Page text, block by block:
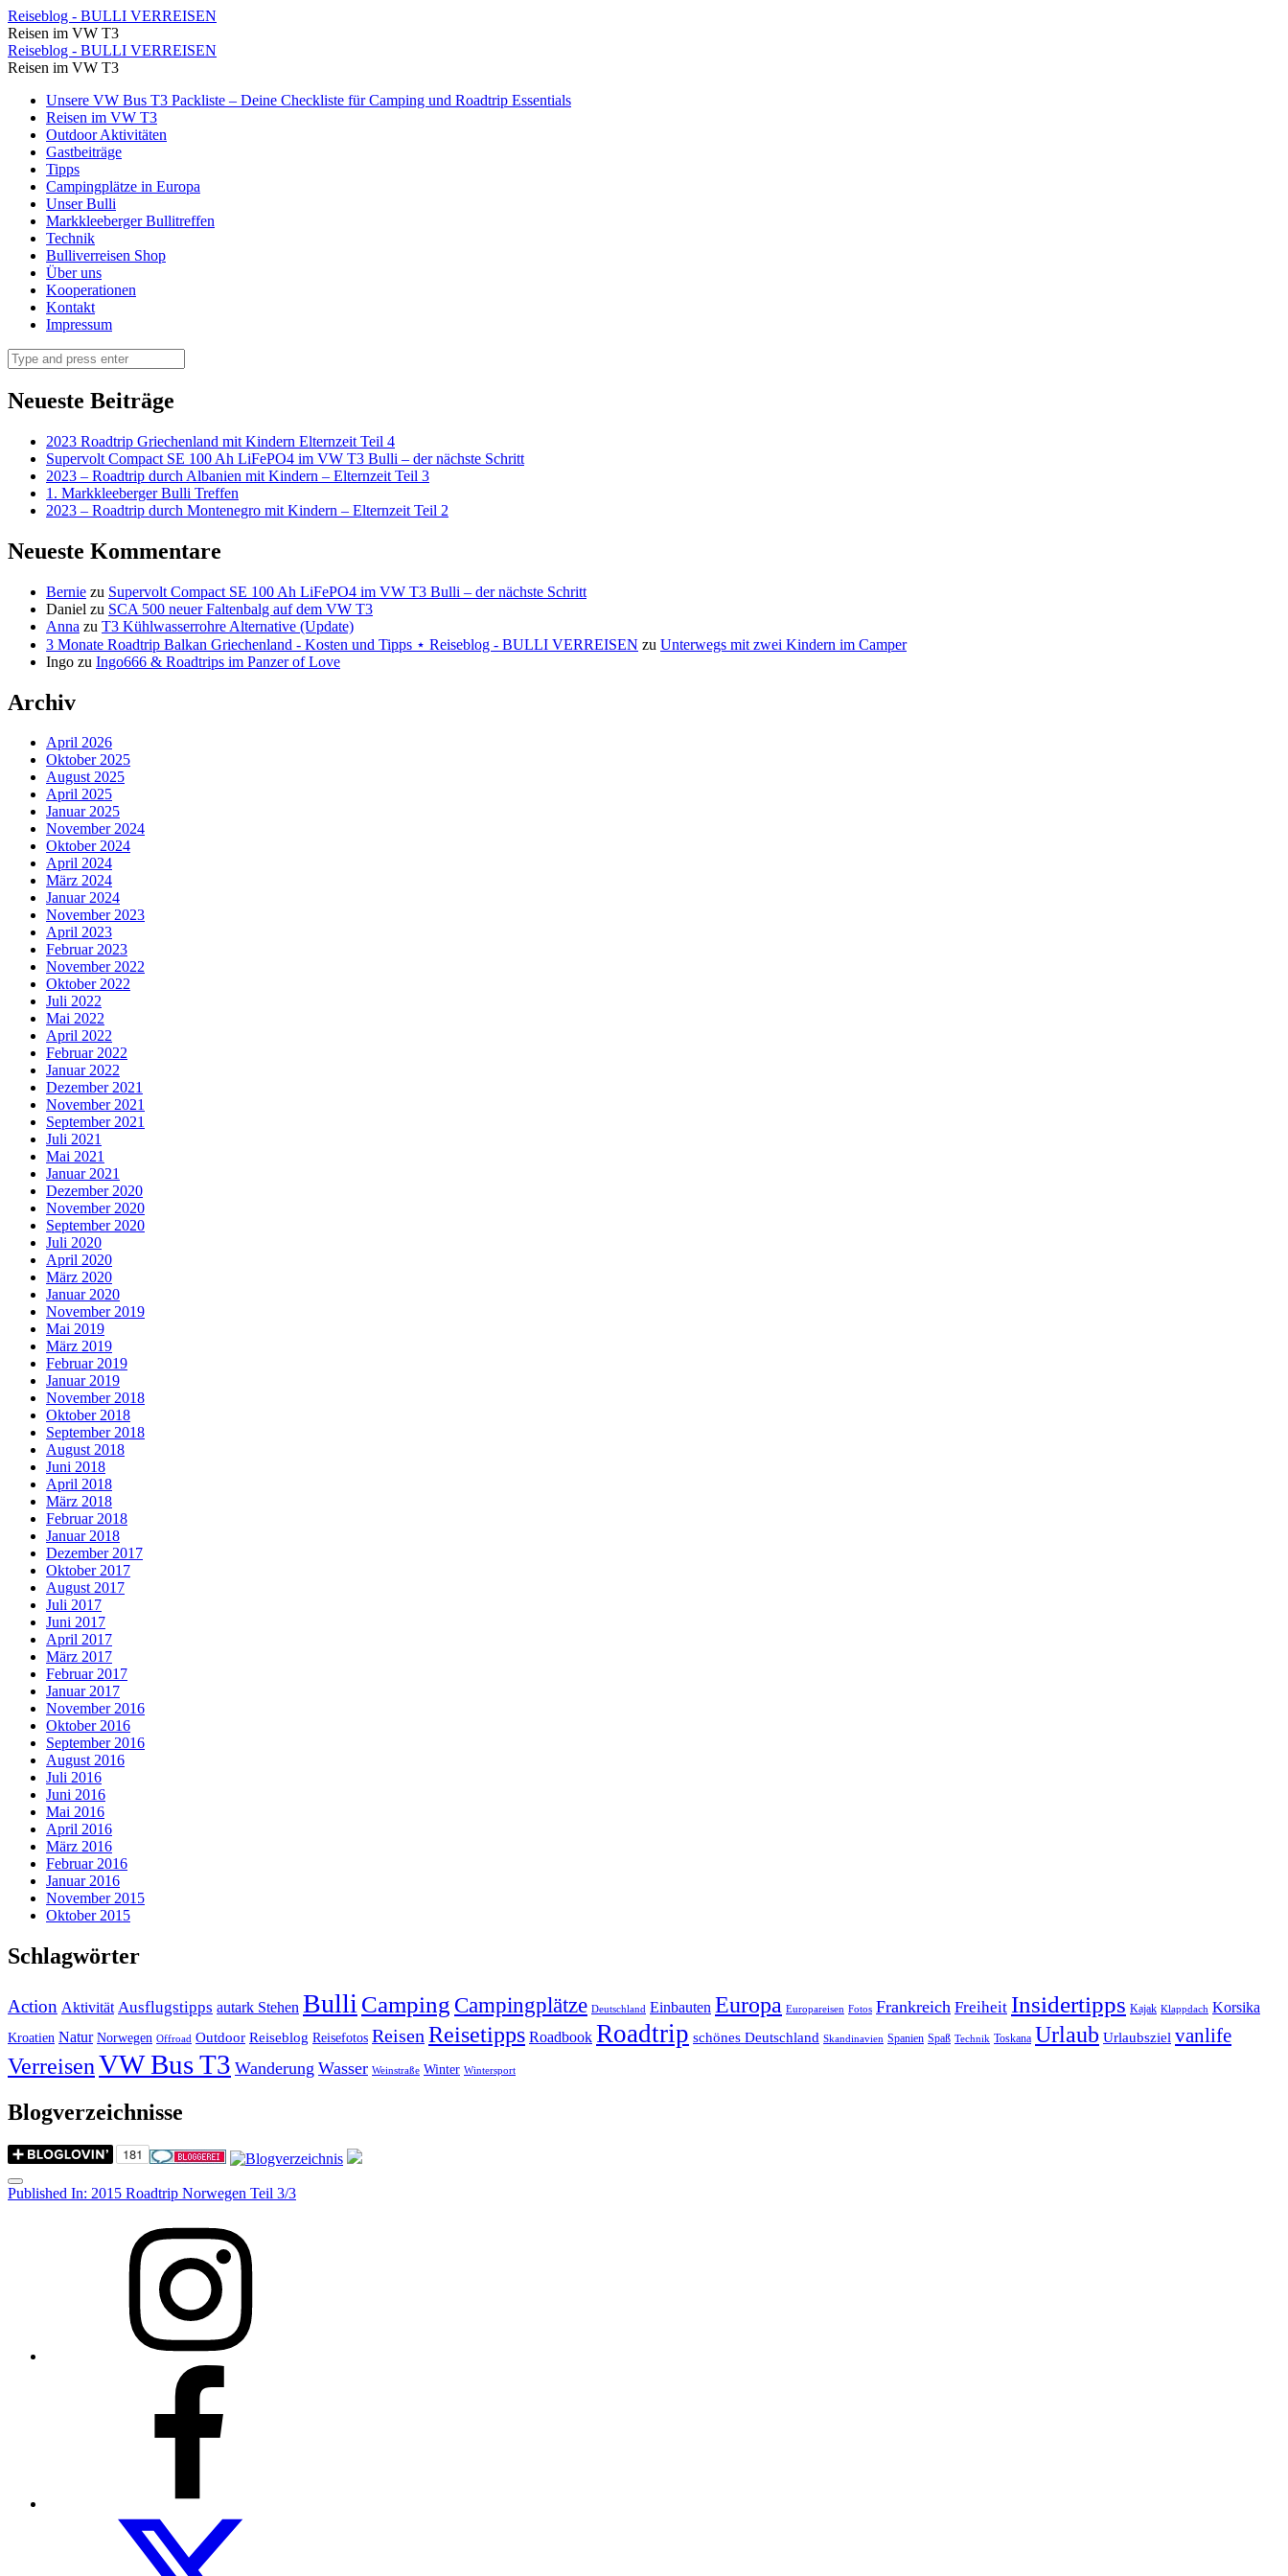
Eingang
Geirangerfjord
⋆
Reiseblog
BULLI
VERREISEN
Reiseblog - BULLI VERREISEN
Reisen im VW T3
Eingang
Geirangerfjord
Reiseblog
BULLI
VERREISEN
Reiseblog - BULLI VERREISEN
Reisen im VW T3
Skip
content
Unsere VW Bus T3 Packliste – Deine Checkliste für Camping und Roadtrip Essentials
Reisen im VW T3
Outdoor Aktivitäten
Gastbeiträge
Tipps
Campingplätze in Europa
Unser Bulli
Markkleeberger Bullitreffen
Technik
Bulliverreisen Shop
Über uns
Kooperationen
Kontakt
Impressum
Search
Neueste Beiträge
2023 Roadtrip Griechenland mit Kindern Elternzeit Teil 4
Supervolt Compact SE 100 Ah LiFePO4 im VW T3 Bulli – der nächste Schritt
2023 – Roadtrip durch Albanien mit Kindern – Elternzeit Teil 3
1. Markkleeberger Bulli Treffen
2023 – Roadtrip durch Montenegro mit Kindern – Elternzeit Teil 2
Neueste Kommentare
Bernie zu Supervolt Compact SE 100 Ah LiFePO4 im VW T3 Bulli – der nächste Schritt
Daniel zu SCA 500 neuer Faltenbalg auf dem VW T3
Anna zu T3 Kühlwasserrohre Alternative (Update)
3 Monate Roadtrip Balkan Griechenland - Kosten und Tipps ⋆ Reiseblog - BULLI VERREISEN zu Unterwegs mit zwei Kindern im Camper
Ingo zu Ingo666 & Roadtrips im Panzer of Love
Archiv
April 2026
Oktober 2025
August 2025
April 2025
Januar 2025
November 2024
Oktober 2024
April 2024
März 2024
Januar 2024
November 2023
April 2023
Februar 2023
November 2022
Oktober 2022
Juli 2022
Mai 2022
April 2022
Februar 2022
Januar 2022
Dezember 2021
November 2021
September 2021
Juli 2021
Mai 2021
Januar 2021
Dezember 2020
November 2020
September 2020
Juli 2020
April 2020
März 2020
Januar 2020
November 2019
Mai 2019
März 2019
Februar 2019
Januar 2019
November 2018
Oktober 2018
September 2018
August 2018
Juni 2018
April 2018
März 2018
Februar 2018
Januar 2018
Dezember 2017
Oktober 2017
August 2017
Juli 2017
Juni 2017
April 2017
März 2017
Februar 2017
Januar 2017
November 2016
Oktober 2016
September 2016
August 2016
Juli 2016
Juni 2016
Mai 2016
April 2016
März 2016
Februar 2016
Januar 2016
November 2015
Oktober 2015
Schlagwörter
Action Aktivität Ausflugstipps autark Stehen BulliCamping Campingplätze Deutschland Einbauten Europa Europareisen Fotos Frankreich Freiheit Insidertipps Kajak Klappdach Korsika
Kroatien Natur Norwegen Offroad Outdoor Reiseblog Reisefotos ReisenReisetipps Roadbook Roadtrip schönes Deutschland Skandinavien Spanien Spaß Technik Toskana Urlaub Urlaubsziel vanlife
VerreisenVW Bus T3 Wanderung Wasser Weinstraße Winter Wintersport
Blogverzeichnisse
Menu
Post
Published In: 2015 Roadtrip Norwegen Teil 3/3